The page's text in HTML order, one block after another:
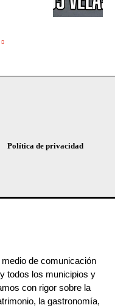
Política de privacidad
de comunicación
todos los municipios y
con rigor sobre la
la gastronomía,